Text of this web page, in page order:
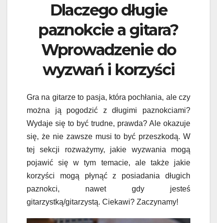
Dlaczego długie
paznokcie a gitara?
Wprowadzenie do
wyzwań i korzyści
Gra na gitarze to pasja, która pochłania, ale czy
można ją pogodzić z długimi paznokciami?
Wydaje się to być trudne, prawda? Ale okazuje
się, że nie zawsze musi to być przeszkodą. W
tej sekcji rozważymy, jakie wyzwania mogą
pojawić się w tym temacie, ale także jakie
korzyści mogą płynąć z posiadania długich
paznokci, nawet gdy jesteś
gitarzystką/gitarzystą. Ciekawi? Zaczynamy!